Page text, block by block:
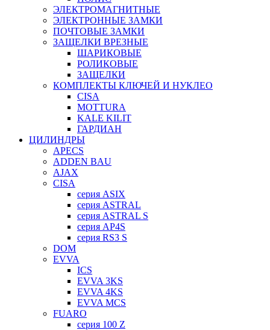
ЭЛЕКТРОМАГНИТНЫЕ
ЭЛЕКТРОННЫЕ ЗАМКИ
ПОЧТОВЫЕ ЗАМКИ
ЗАЩЕЛКИ ВРЕЗНЫЕ
ШАРИКОВЫЕ
РОЛИКОВЫЕ
ЗАЩЕЛКИ
КОМПЛЕКТЫ КЛЮЧЕЙ И НУКЛЕО
CISA
MOTTURA
KALE KILIT
ГАРДИАН
ЦИЛИНДРЫ
APECS
ADDEN BAU
AJAX
CISA
серия ASIX
серия ASTRAL
серия ASTRAL S
серия AP4S
серия RS3 S
DOM
EVVA
ICS
EVVA 3KS
EVVA 4KS
EVVA MCS
FUARO
серия 100 Z